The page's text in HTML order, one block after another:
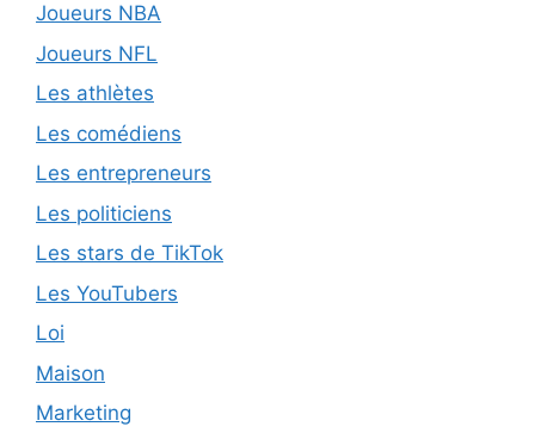
Joueurs NBA
Joueurs NFL
Les athlètes
Les comédiens
Les entrepreneurs
Les politiciens
Les stars de TikTok
Les YouTubers
Loi
Maison
Marketing